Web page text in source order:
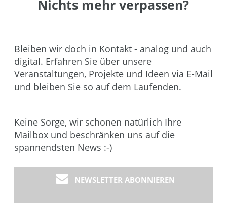
Nichts mehr verpassen?
Bleiben wir doch in Kontakt - analog und auch
digital. Erfahren Sie über unsere
Veranstaltungen, Projekte und Ideen via E-Mail
und bleiben Sie so auf dem Laufenden.
Keine Sorge, wir schonen natürlich Ihre
Mailbox und beschränken uns auf die
spannendsten News :-)
NEWSLETTER ABONNIEREN